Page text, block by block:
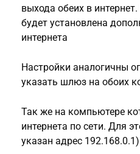
выхода обеих в
будет установлена
интернета
Настройки аналогичны
указать шлюз на обоих
Так же на компьютере
интернета по сети. Для
указан адрес